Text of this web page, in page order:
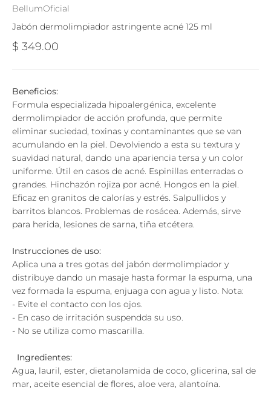
BellumOficial
Jabón dermolimpiador astringente acné 125 ml
Precio de oferta
$ 349.00
Beneficios:
Formula especializada hipoalergénica, excelente
dermolimpiador de acción profunda, que permite
eliminar suciedad, toxinas y contaminantes que se van
acumulando en la piel. Devolviendo a esta su textura y
suavidad natural, dando una apariencia tersa y un color
uniforme. Útil en casos de acné. Espinillas enterradas o
grandes. Hinchazón rojiza por acné. Hongos en la piel.
Eficaz en granitos de calorías y estrés. Salpullidos y
barritos blancos. Problemas de rosácea. Además, sirve
para herida, lesiones de sarna, tiña etcétera.
Instrucciones de uso:
Aplica una a tres gotas del jabón dermolimpiador y
distribuye dando un masaje hasta formar la espuma, una
vez formada la espuma, enjuaga con agua y listo. Nota:
- Evite el contacto con los ojos.
- En caso de irritación suspendda su uso.
- No se utiliza como mascarilla.
Ingredientes:
Agua, lauril, ester, dietanolamida de coco, glicerina, sal de
mar, aceite esencial de flores, aloe vera, alantoína.